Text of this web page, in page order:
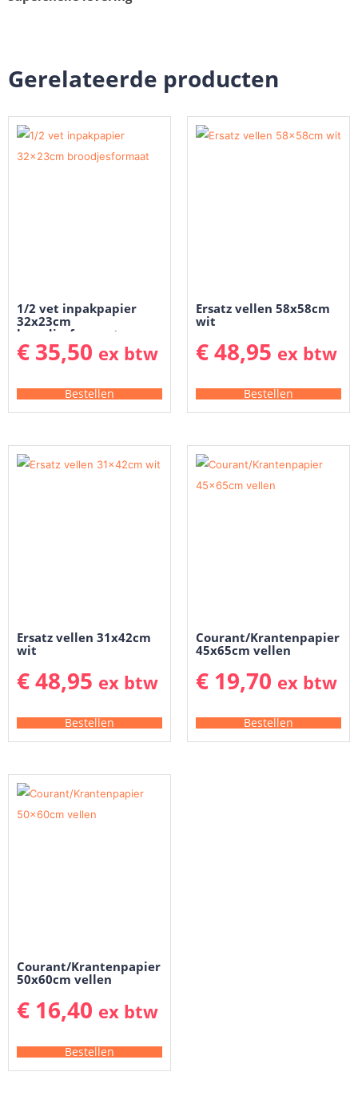
Gerelateerde producten
1/2 vet inpakpapier
32x23cm
broodjesformaat
€ 35,50 ex btw
Bestellen
Ersatz vellen 58x58cm
wit
€48,95 ex btw
Bestellen
Ersatz vellen 31x42cm
wit
€48,95 ex btw
Bestellen
Courant/Krantenpapier
45x65cm vellen
€ 19,70 ex btw
Bestellen
Courant/Krantenpapier
50x60cm vellen
€ 16,40 ex btw
Bestellen